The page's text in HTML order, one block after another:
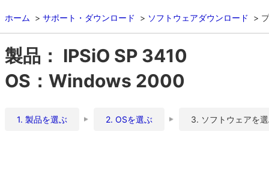
ホーム サポート・ダウンロード ソフトウェアダウンロード
製品： IPSiO SP 3410
OS：Windows 2000
1. 製品を選ぶ 2. OSを選ぶ 3. ソフトウェアを